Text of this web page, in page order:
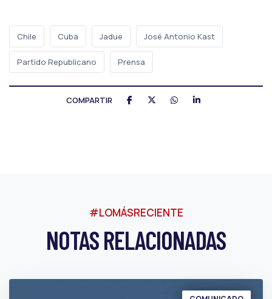
Chile Cuba Jadue José Antonio Kast
Partido Republicano Prensa
COMPARTIR
#LOMÁSRECIENTE
NOTAS RELACIONADAS